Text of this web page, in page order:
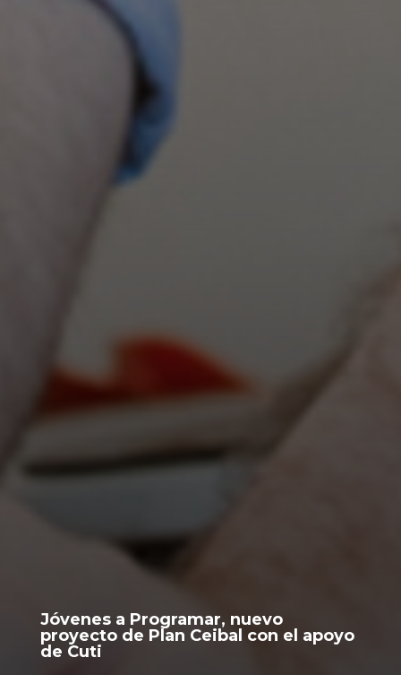
Jóvenes a Programar, nuevo
proyecto de Plan Ceibal con el apoyo
de Cuti